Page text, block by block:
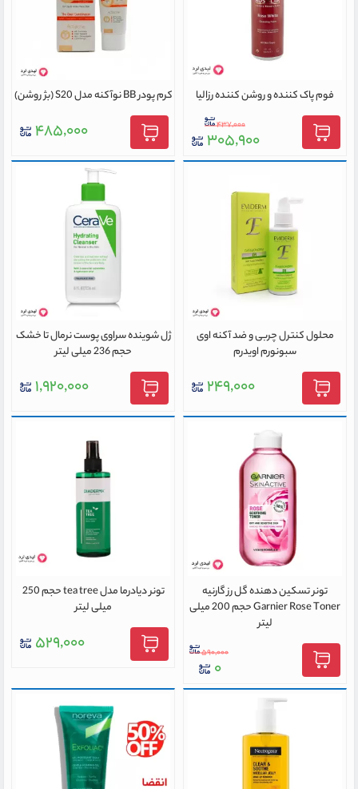
فوم پاک کننده و روشن کننده رزالیا
۴۳۷,۰۰۰
۳۰۵,۹۰۰
کرم پودر BB نوآکنه مدل S20 (بژ روشن)
۴۸۵,۰۰۰
محلول کنترل چربی و ضد آکنه اوی
سبونورم اویدرم
۲۴۹,۰۰۰
ژل شوینده سراوی پوست نرمال تا خشک
حجم 236 میلی لیتر
۱,۹۲۰,۰۰۰
تونر تسکین دهنده گل رز گارنیه
Garnier Rose Toner حجم 200 میلی
لیتر
۵۹۰,۰۰۰
۰
تونر دیادرما مدل tea tree حجم 250
میلی لیتر
۵۲۹,۰۰۰